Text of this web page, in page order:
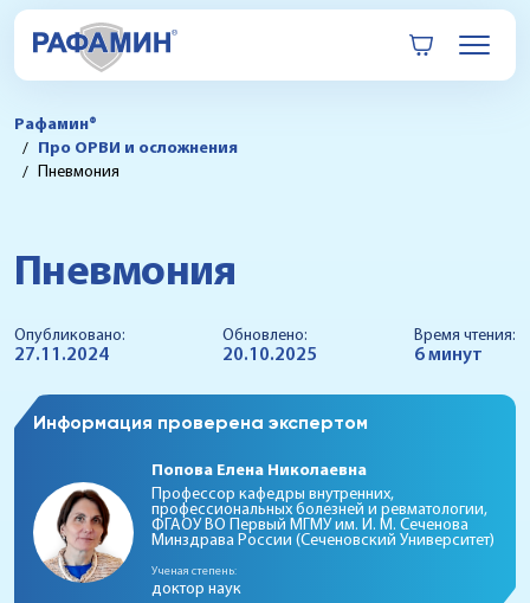
Рафамин®
Про ОРВИ и осложнения
Пневмония
Пневмония
Опубликовано:
27.11.2024
Обновлено:
20.10.2025
Время чтения:
6 минут
Информация проверена экспертом
Попова Елена Николаевна
Профессор кафедры внутренних,
профессиональных болезней и ревматологии,
ФГАОУ ВО Первый МГМУ им. И. М. Сеченова
Минздрава России (Сеченовский Университет)
Ученая степень:
доктор наук